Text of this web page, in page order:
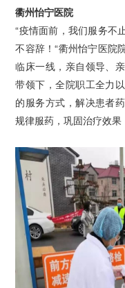
衢州怡宁医院
“疫情面前，我们服务不
不容辞！“衢州怡宁医院
临床一线，亲自领导、
带领下，全院职工全力
的服务方式，解决患者
规律服药，巩固治疗效果